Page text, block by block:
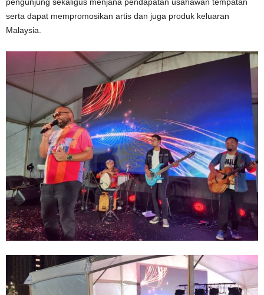
serta dapat mempromosikan artis dan juga produk keluaran
Malaysia.